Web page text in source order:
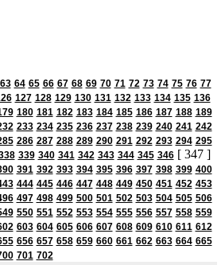
63 64 65 66 67 68 69 70 71 72 73 74 75 76 77
127 128 129 130 131 132 133 134 135 136
180 181 182 183 184 185 186 187 188 189
233 234 235 236 237 238 239 240 241 242
286 287 288 289 290 291 292 293 294 295
339 340 341 342 343 344 345 346[ 347 ]
391 392 393 394 395 396 397 398 399 400
444 445 446 447 448 449 450 451 452 453
497 498 499 500 501 502 503 504 505 506
550 551 552 553 554 555 556 557 558 559
603 604 605 606 607 608 609 610 611 612
656 657 658 659 660 661 662 663 664 665
701 702